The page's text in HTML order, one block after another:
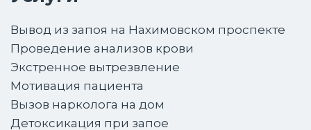
Вывод из запоя на Нахимовском проспекте
Проведение анализов крови
Экстренное вытрезвление
Мотивация пациента
Вызов нарколога на дом
Детоксикация при запое